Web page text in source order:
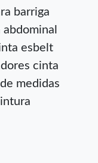
barriga
esbelt
cinta
medidas